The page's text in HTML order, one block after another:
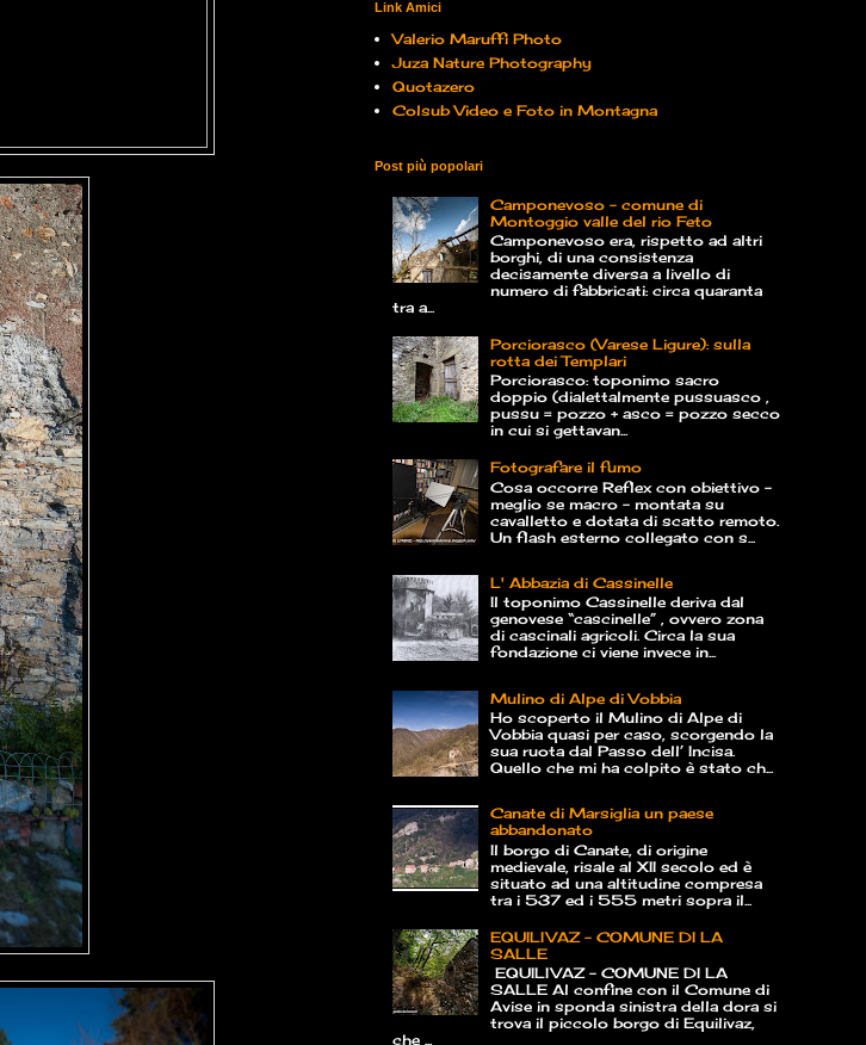
Link Amici
Valerio Maruffi Photo
Juza Nature Photography
Quotazero
Colsub Video e Foto in Montagna
Post più popolari
Camponevoso - comune di
Montoggio valle del rio Feto
Camponevoso era, rispetto ad altri
borghi, di una consistenza
decisamente diversa a livello di
numero di fabbricati: circa quaranta
tra a...
Porciorasco (Varese Ligure): sulla
rotta dei Templari
Porciorasco: toponimo sacro
doppio (dialettalmente pussuasco ,
pussu = pozzo + asco = pozzo secco
in cui si gettavan...
Fotografare il fumo
Cosa occorre Reflex con obiettivo –
meglio se macro – montata su
cavalletto e dotata di scatto remoto.
Un flash esterno collegato con s...
L' Abbazia di Cassinelle
Il toponimo Cassinelle deriva dal
genovese “cascinelle” , ovvero zona
di cascinali agricoli. Circa la sua
fondazione ci viene invece in...
Mulino di Alpe di Vobbia
Ho scoperto il Mulino di Alpe di
Vobbia quasi per caso, scorgendo la
sua ruota dal Passo dell’ Incisa.
Quello che mi ha colpito è stato ch...
Canate di Marsiglia un paese
abbandonato
Il borgo di Canate, di origine
medievale, risale al XII secolo ed è
situato ad una altitudine compresa
tra i 537 ed i 555 metri sopra il...
EQUILIVAZ – COMUNE DI LA
SALLE
EQUILIVAZ – COMUNE DI LA
SALLE Al confine con il Comune di
Avise in sponda sinistra della dora si
trova il piccolo borgo di Equilivaz,
che ...